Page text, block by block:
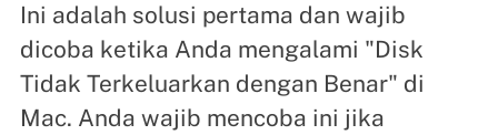
Ini adalah solusi pertama dan wajib
dicoba ketika Anda mengalami "Disk
Tidak Terkeluarkan dengan Benar" di
Mac. Anda wajib mencoba ini jika